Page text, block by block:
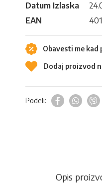
Datum Izlaska
EAN
Obavesti me kad
Dodaj proizvod
Podeli:
Opis